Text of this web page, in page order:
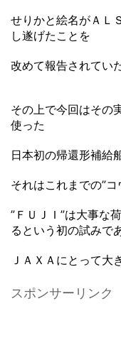
せりかと絵名がＡＬ
し遂げたことを
改めて報告されていた
その上で今回はその
使った
日本初の帰還形補給
それはこれまでの”
”ＦＵＪＩ”は大事な
るという初の試みで
ＪＡＸＡにとって大
スポンサーリンク